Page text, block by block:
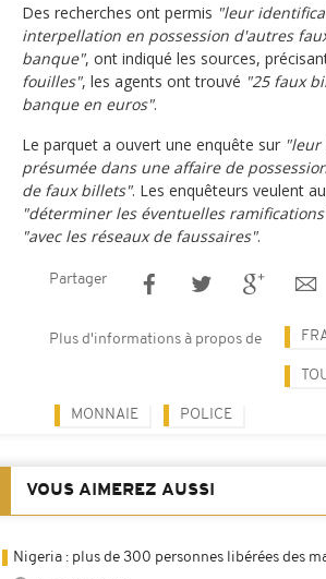
Des recherches ont permis "leur
interpellation en possession d'autres
banque", ont indiqué les sources,
fouilles", les agents ont trouvé "25 faux
banque en euros".
Le parquet a ouvert une enquête sur "leur
présumée dans une affaire de
de faux billets". Les enquêteurs veulent
"déterminer les éventuelles
"avec les réseaux de faussaires".
Partager
Plus d'informations à propos de
MONNAIE POLICE
VOUS AIMEREZ AUSSI
Nigeria : plus de 300 personnes libérées des